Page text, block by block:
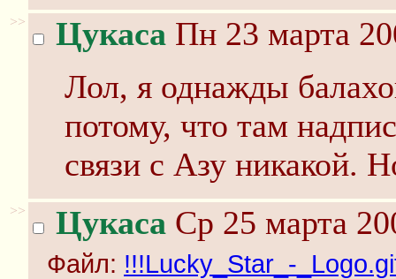
>> Цукаса Пн 23 марта
Лол, я однажды
потому, что там
связи с Азу никакой.
>> Цукаса Ср 25 марта
Файл: !!!Lucky_Star_-